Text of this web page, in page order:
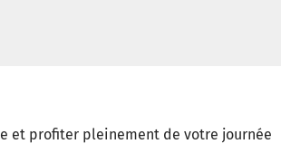
et profiter pleinement de votre journée